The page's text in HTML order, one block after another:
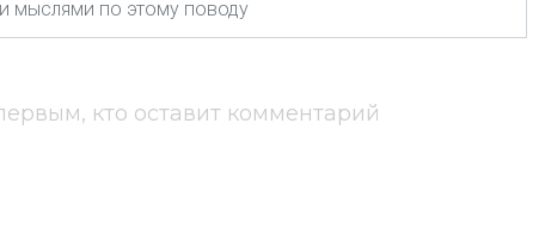
кто оставит комментарий